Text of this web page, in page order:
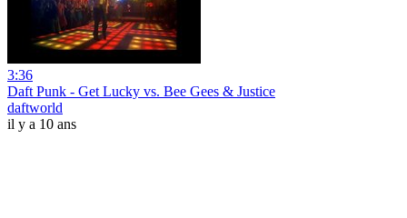
3:36
Daft Punk - Get Lucky vs. Bee Gees & Justice
daftworld
il y a 10 ans